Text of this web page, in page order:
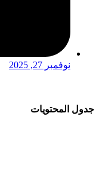
نوفمبر 27, 2025
جدول المحتويات